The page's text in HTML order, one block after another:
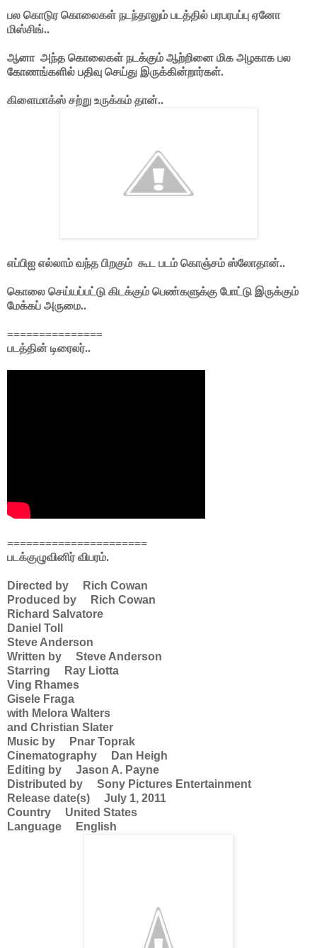
பல கொடுர கொலைகள் நடந்தாலும் படத்தில் பரபரபப்பு ஏனோ
மிஸ்சிங்..
ஆனா அந்த கொலைகள் நடக்கும் ஆற்றினை மிக அழகாக பல
கோணங்களில் பதிவு செய்து இருக்கின்றார்கள்.
கிளைமாக்ஸ் சற்று உருக்கம் தான்..
எப்பிஐ எல்லாம் வந்த பிறகும் கூட படம் கொஞ்சம் ஸ்லோதான்..
கொலை செய்யப்பட்டு கிடக்கும் பெண்களுக்கு போட்டு இருக்கும்
மேக்கப் அருமை..
===============
படத்தின் டிரைலர்..
======================
படக்குழுவினிர் விபரம்.
Directed by Rich Cowan
Produced by Rich Cowan
Richard Salvatore
Daniel Toll
Steve Anderson
Written by Steve Anderson
Starring Ray Liotta
Ving Rhames
Gisele Fraga
with Melora Walters
and Christian Slater
Music by Pnar Toprak
Cinematography Dan Heigh
Editing by Jason A. Payne
Distributed by Sony Pictures Entertainment
Release date(s) July 1, 2011
Country United States
Language English